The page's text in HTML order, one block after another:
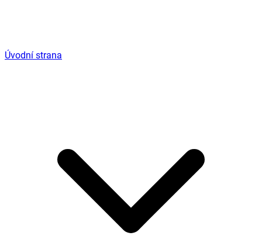
Úvodní strana